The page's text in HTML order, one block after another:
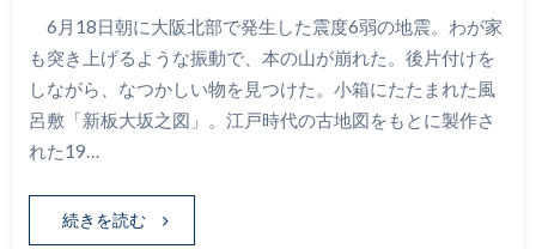
6月18日朝に大阪北部で発生した震度6弱の地震。わが家
も突き上げるような振動で、本の山が崩れた。後片付けを
しながら、なつかしい物を見つけた。小箱にたたまれた風
呂敷「新板大坂之図」。江戸時代の古地図をもとに製作さ
れた19…
続きを読む